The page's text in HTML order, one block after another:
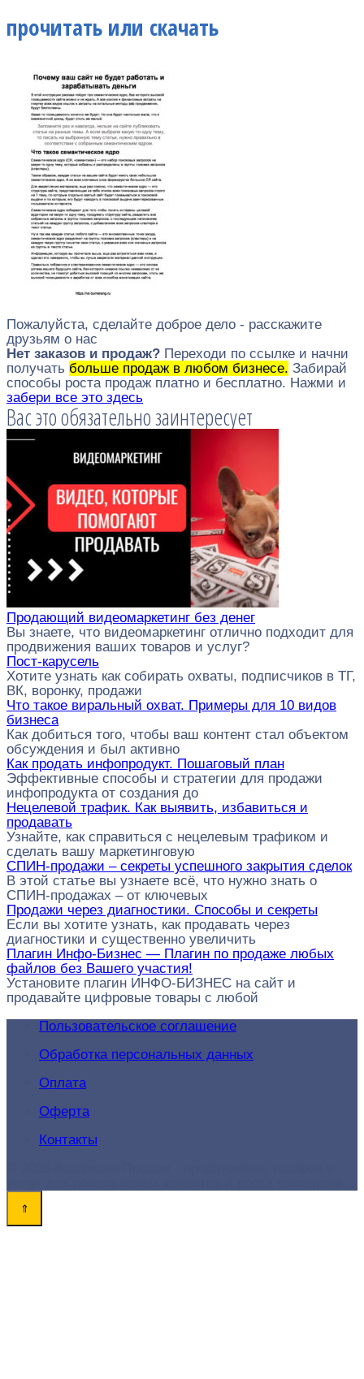
прочитать или скачать
Пожалуйста, сделайте доброе дело - расскажите
друзьям о нас
Нет заказов и продаж? Переходи по ссылке и начни
получать больше продаж в любом бизнесе. Забирай
способы роста продаж платно и бесплатно. Нажми и
забери все это здесь
Вас это обязательно заинтересует
Продающий видеомаркетинг без денег
Вы знаете, что видеомаркетинг отлично подходит для
продвижения ваших товаров и услуг?
Пост-карусель
Хотите узнать как собирать охваты, подписчиков в ТГ,
ВК, воронку, продажи
Что такое виральный охват. Примеры для 10 видов
бизнеса
Как добиться того, чтобы ваш контент стал объектом
обсуждения и был активно
Как продать инфопродукт. Пошаговый план
Эффективные способы и стратегии для продажи
инфопродукта от создания до
Нецелевой трафик. Как выявить, избавиться и
продавать
Узнайте, как справиться с нецелевым трафиком и
сделать вашу маркетинговую
СПИН-продажи – секреты успешного закрытия сделок
В этой статье вы узнаете всё, что нужно знать о
СПИН-продажах – от ключевых
Продажи через диагностики. Способы и секреты
Если вы хотите узнать, как продавать через
диагностики и существенно увеличить
Плагин Инфо-Бизнес — Плагин по продаже любых
файлов без Вашего участия!
Установите плагин ИНФО-БИЗНЕС на сайт и
продавайте цифровые товары с любой
Пользовательское соглашение
Обработка персональных данных
Оплата
Оферта
Контакты